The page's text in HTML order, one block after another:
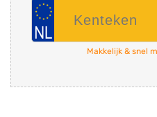
Makkelijk & snel